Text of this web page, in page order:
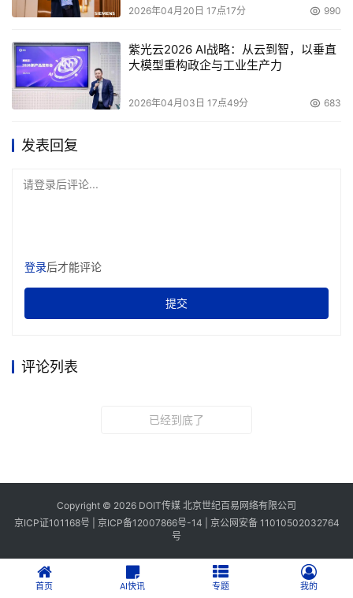
2026年04月20日 17点17分 990
紫光云2026 AI战略：从云到智，以垂直
大模型重构政企与工业生产力
2026年04月03日 17点49分 683
发表回复
请登录后评论...
登录后才能评论
提交
评论列表
已经到底了
Copyright © 2026 DOIT传媒 北京世纪百易网络有限公司
京ICP证101168号 | 京ICP备12007866号-14
京公网安备 11010502032764
号
首页 AI快讯 专题 我的